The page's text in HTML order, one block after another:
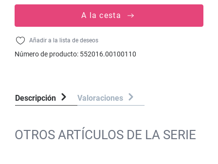
A la cesta
Añadir a la lista de deseos
Número de producto: 552016.00100110
Descripción Valoraciones
OTROS ARTÍCULOS DE LA SERIE